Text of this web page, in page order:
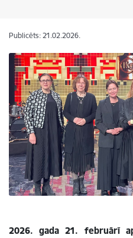
Publicēts: 21.02.2026.
2026. gada 21. februārī